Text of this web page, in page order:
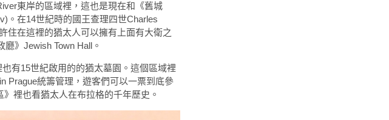
東岸的區域裡，這也是現在和《舊城
。在14世紀時的國王查理四世Charles
住在這裡的猶太人可以擁有上面有大衛之
》Jewish Town Hall。
有15世紀啟用的的猶太墓園。這個區域裡
Prague統籌管理，遊客們可以一票到底參
裡也看猶太人在布拉格的千年歷史。